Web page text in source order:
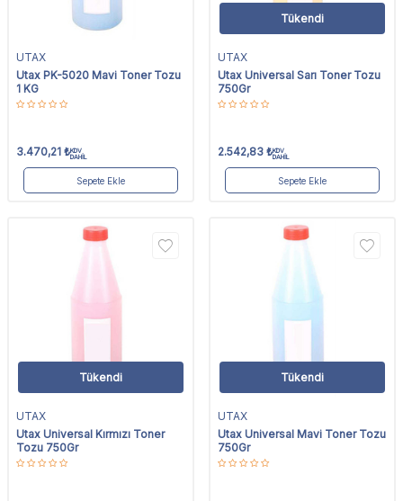
UTAX
Utax PK-5020 Mavi Toner Tozu
1 KG
3.470,21 ₺KDV
DAHİL
Sepete Ekle
Tükendi
UTAX
Utax Universal Sarı Toner Tozu
750Gr
2.542,83 ₺KDV
DAHİL
Sepete Ekle
Tükendi
UTAX
Utax Universal Kırmızı Toner
Tozu 750Gr
Tükendi
UTAX
Utax Universal Mavi Toner Tozu
750Gr